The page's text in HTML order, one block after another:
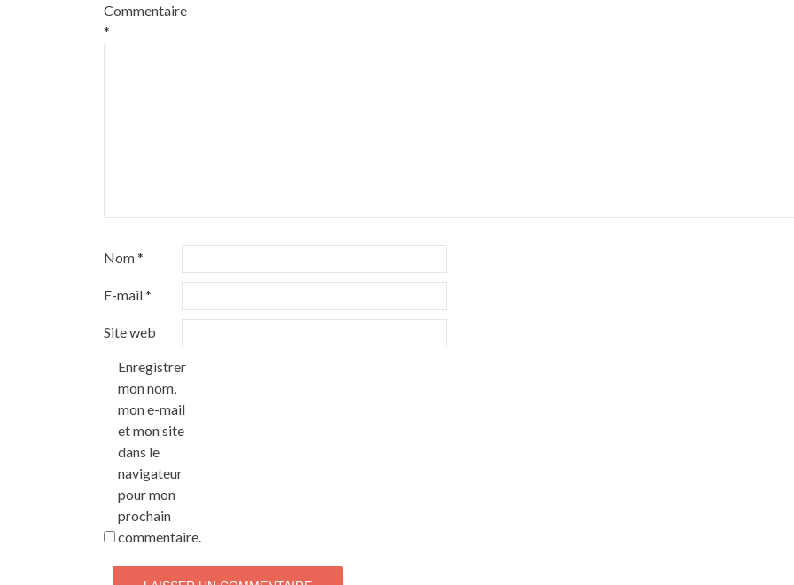
Commentaire
*
Nom*
E-mail*
Site web
Enregistrer
mon nom,
mon e-mail
et mon site
dans le
navigateur
pour mon
prochain
commentaire.